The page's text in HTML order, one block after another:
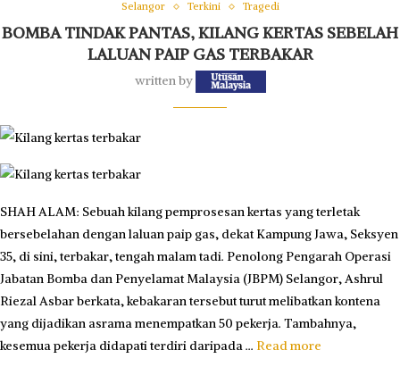
Selangor
Terkini Tragedi
BOMBA TINDAK PANTAS, KILANG KERTAS SEBELAH
LALUAN PAIP GAS TERBAKAR
written by
SHAH ALAM: Sebuah kilang pemprosesan kertas yang terletak
bersebelahan dengan laluan paip gas, dekat Kampung Jawa, Seksyen
35, di sini, terbakar, tengah malam tadi. Penolong Pengarah Operasi
Jabatan Bomba dan Penyelamat Malaysia (JBPM) Selangor, Ashrul
Riezal Asbar berkata, kebakaran tersebut turut melibatkan kontena
yang dijadikan asrama menempatkan 50 pekerja. Tambahnya,
kesemua pekerja didapati terdiri daripada … Read more